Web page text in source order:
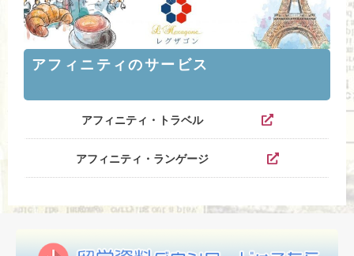
アフィニティのサービス
アフィニティ・トラベル
アフィニティ・ランゲージ